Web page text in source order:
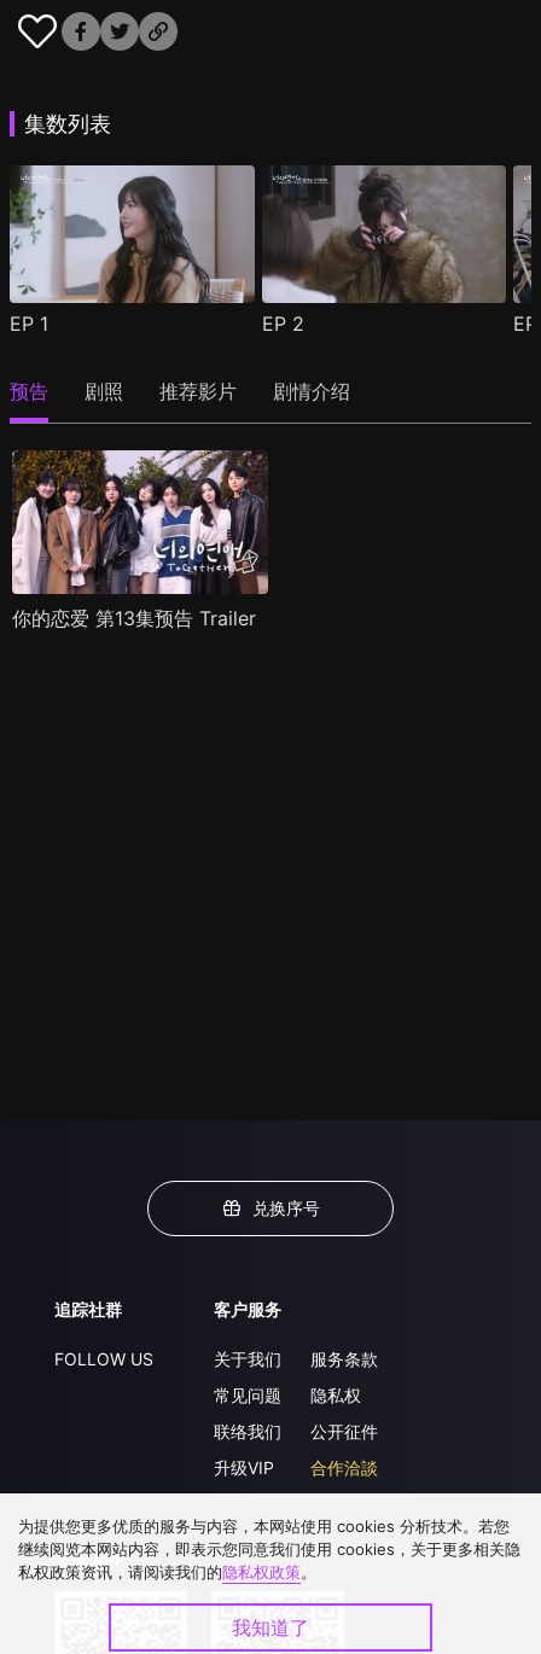
集数列表
EP 1 EP 2
预告 剧照 推荐影片 剧情介绍
你的恋爱 第13集预告 Trailer
兑换序号
追踪社群
FOLLOW US
客户服务
关于我们
常见问题
联络我们
升级VIP
服务条款
隐私权
公开征件
合作洽談
下载 APP
为提供您更多优质的服务与内容，本网站使用 cookies 分析技术。若您
继续阅览本网站内容，即表示您同意我们使用 cookies，关于更多相关隐
私权政策资讯，请阅读我们的隐私权政策。
我知道了